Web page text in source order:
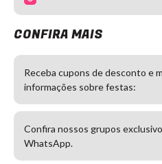
CONFIRA MAIS
Receba cupons de desconto e
informações sobre festas:
Confira nossos grupos
WhatsApp.